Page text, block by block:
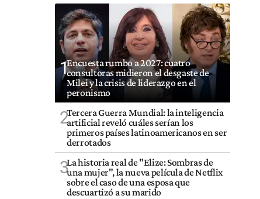
1Encuesta rumbo a 2027: cuatro
consultoras midieron el desgaste de
Milei y la crisis de liderazgo en el
peronismo
2Tercera Guerra Mundial: la inteligencia
artificial reveló cuáles serían los
primeros países latinoamericanos en ser
derrotados
3La historia real de "Elize: Sombras de
una mujer", la nueva película de Netflix
sobre el caso de una esposa que
descuartizó a su marido